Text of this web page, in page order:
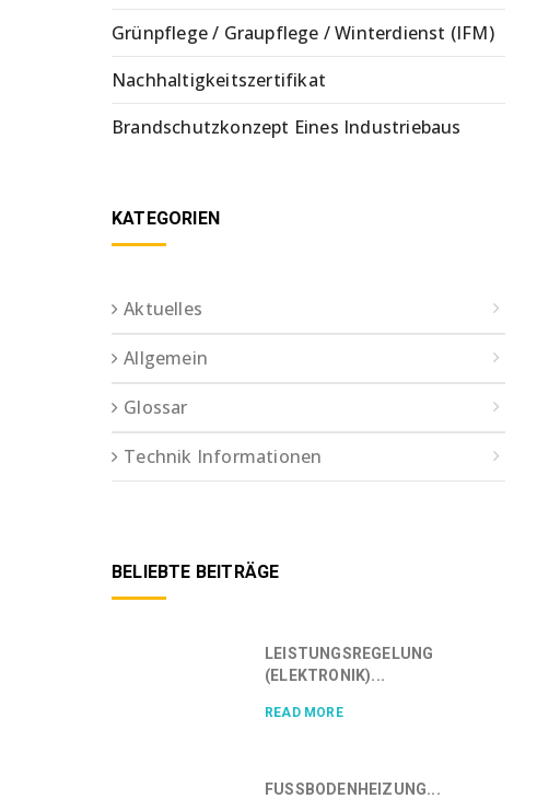
Grünpflege / Graupflege / Winterdienst (IFM)
Nachhaltigkeitszertifikat
Brandschutzkonzept Eines Industriebaus
KATEGORIEN
Aktuelles
Allgemein
Glossar
Technik Informationen
BELIEBTE BEITRÄGE
LEISTUNGSREGELUNG
(ELEKTRONIK)...
READ MORE
FUSSBODENHEIZUNG...